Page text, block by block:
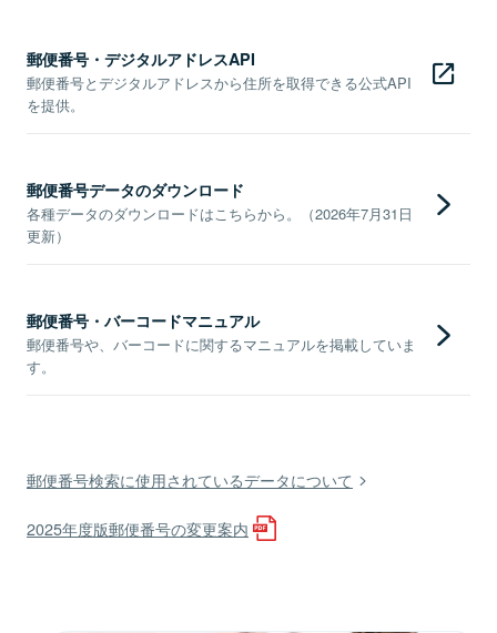
郵便番号・デジタルアドレスAPI
郵便番号とデジタルアドレスから住所を取得できる公式API
を提供。
郵便番号データのダウンロード
各種データのダウンロードはこちらから。（2026年7月31日
更新）
郵便番号・バーコードマニュアル
郵便番号や、バーコードに関するマニュアルを掲載していま
す。
郵便番号検索に使用されているデータについて
2025年度版郵便番号の変更案内